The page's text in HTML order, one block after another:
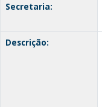
Secretaria:
Descrição: